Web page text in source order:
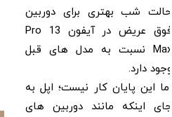
حالت شب بهتری برای دوربین
فوق عریض در آیفون 13 Pro
Max نسبت به مدل های قبل
وجود دارد.
اما این پایان کار نیست؛ اپل به
جای اینکه مانند دوربین های